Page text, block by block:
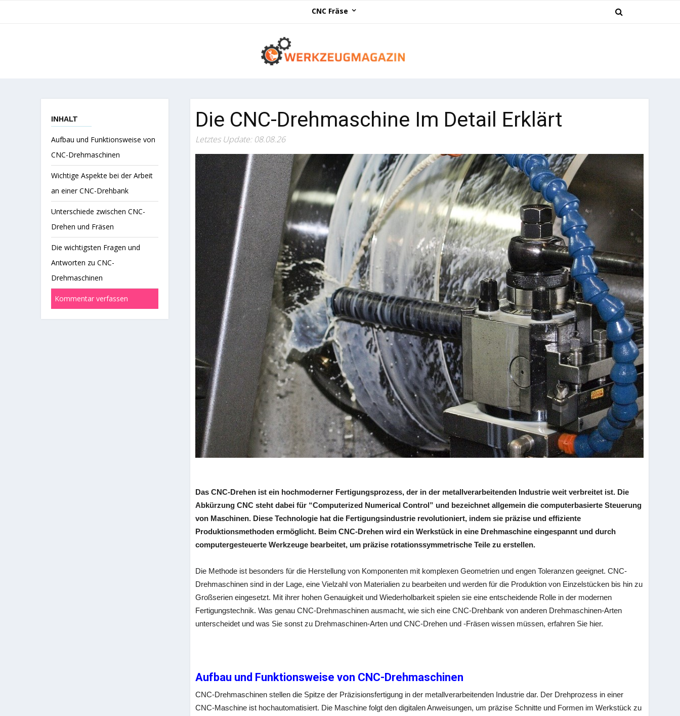
CNC Fräse
INHALT
Aufbau und Funktionsweise von
CNC-Drehmaschinen
Wichtige Aspekte bei der Arbeit
an einer CNC-Drehbank
Unterschiede zwischen CNC-
Drehen und Fräsen
Die wichtigsten Fragen und
Antworten zu CNC-
Drehmaschinen
Kommentar verfassen
Die CNC-Drehmaschine Im Detail Erklärt
Letztes Update: 08.08.26
Das CNC-Drehen ist ein hochmoderner Fertigungsprozess, der in der metallverarbeitenden Industrie weit verbreitet ist. Die
Abkürzung CNC steht dabei für “Computerized Numerical Control” und bezeichnet allgemein die computerbasierte Steuerung
von Maschinen. Diese Technologie hat die Fertigungsindustrie revolutioniert, indem sie präzise und effiziente
Produktionsmethoden ermöglicht. Beim CNC-Drehen wird ein Werkstück in eine Drehmaschine eingespannt und durch
computergesteuerte Werkzeuge bearbeitet, um präzise rotationssymmetrische Teile zu erstellen.
Die Methode ist besonders für die Herstellung von Komponenten mit komplexen Geometrien und engen Toleranzen geeignet. CNC-
Drehmaschinen sind in der Lage, eine Vielzahl von Materialien zu bearbeiten und werden für die Produktion von Einzelstücken bis hin zu
Großserien eingesetzt. Mit ihrer hohen Genauigkeit und Wiederholbarkeit spielen sie eine entscheidende Rolle in der modernen
Fertigungstechnik. Was genau CNC-Drehmaschinen ausmacht, wie sich eine CNC-Drehbank von anderen Drehmaschinen-Arten
unterscheidet und was Sie sonst zu Drehmaschinen-Arten und CNC-Drehen und -Fräsen wissen müssen, erfahren Sie hier.
Aufbau und Funktionsweise von CNC-Drehmaschinen
CNC-Drehmaschinen stellen die Spitze der Präzisionsfertigung in der metallverarbeitenden Industrie dar. Der Drehprozess in einer
CNC-Maschine ist hochautomatisiert. Die Maschine folgt den digitalen Anweisungen, um präzise Schnitte und Formen im Werkstück zu